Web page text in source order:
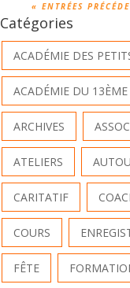
« ENTRÉES
Catégories
ACADÉMIE DES
ACADÉMIE DU 13ÈME
ARCHIVES
ATELIERS
CARITATIF
COURS
FÊTE